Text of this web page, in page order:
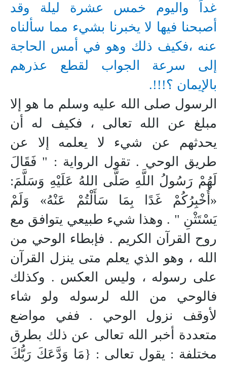
غداً واليوم خمس عشرة ليلة وقد
أصبحنا فيها لا يخبرنا بشيء مما سألناه
عنه ،فكيف ذلك وهو في أمس الحاجة
إلى سرعة الجواب لقطع عذرهم
بالإيمان ؟!!!.
الرسول صلى الله عليه وسلم ما هو إلا
مبلغ عن الله تعالى ، فكيف له أن
يحدثهم عن شيء لا يعلمه إلا عن
طريق الوحي . تقول الرواية : " فَقَالَ
لَهُمْ رَسُولُ اللَّهِ صَلَّى اللهُ عَلَيْهِ وَسَلَّمَ:
«أُخْبِرُكُمْ غَدًا بِمَا سَأَلْتُمْ عَنْهُ» وَلَمْ
يَسْتَثْنِ " . وهذا شيء طبيعي يتوافق مع
روح القرآن الكريم . فإبطاء الوحي من
الله ، وهو الذي يعلم متى ينزل القرآن
على رسوله ، وليس العكس . وكذلك
فالوحي من الله لرسوله ولو شاء
لأوقف نزول الوحي . ففي مواضع
متعددة أخبر الله تعالى عن ذلك بطرق
مختلفة : يقول تعالى : {مَا وَدَّعَكَ رَبُّكَ